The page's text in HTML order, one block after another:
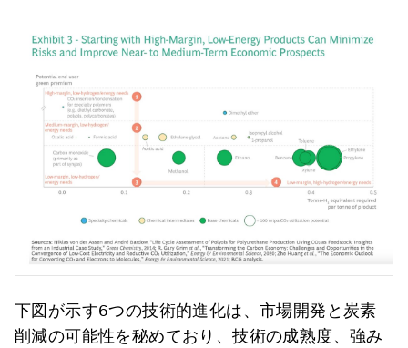
下図が示す6つの技術的進化は、市場開発と炭素
削減の可能性を秘めており、技術の成熟度、強み